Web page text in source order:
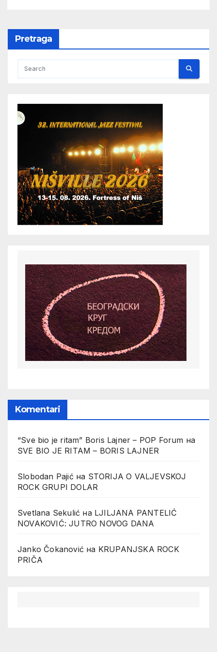
Pretraga
Komentari
“Sve bio je ritam” Boris Lajner – POP Forum на
SVE BIO JE RITAM – BORIS LAJNER
Slobodan Pajićна STORIJA O VALJEVSKOJ
ROCK GRUPI DOLAR
Svetlana Sekulić на LJILJANA PANTELIĆ
NOVAKOVIĆ: JUTRO NOVOG DANA
Janko Čokanović на KRUPANJSKA ROCK
PRIČA